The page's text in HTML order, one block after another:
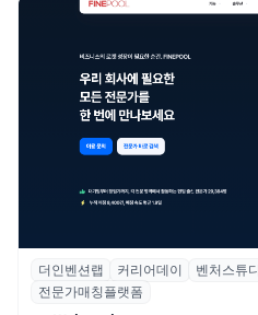
더인벤션랩·커리어데
칭 플랫폼 ‘파인풀’ 출시
더인벤션랩 커리어데이 벤처스튜
전문가매칭플랫폼